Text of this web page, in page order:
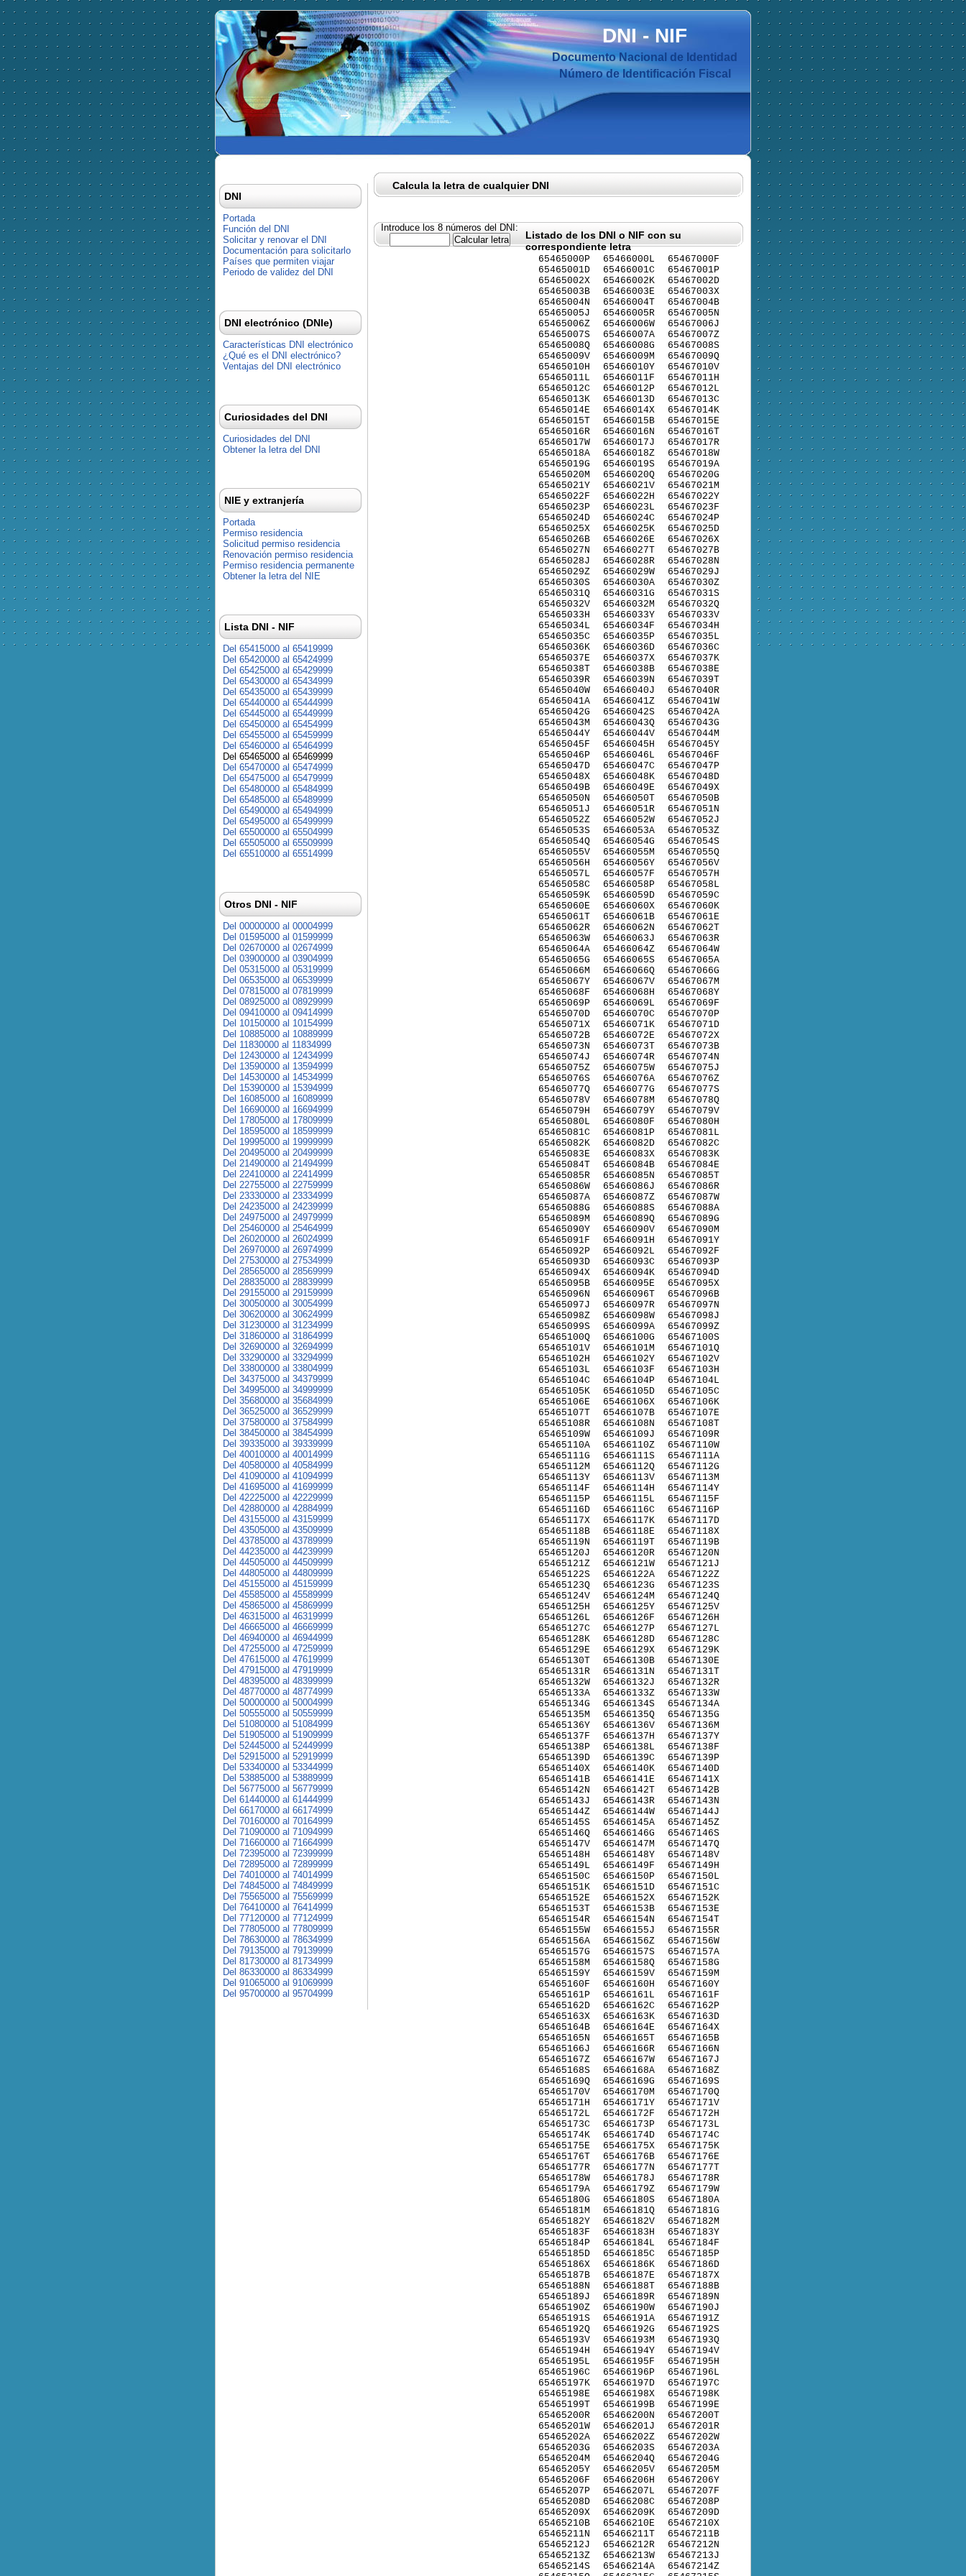
DNI-NIF
Documento Nacional de Identidad
Número de Identificación Fiscal
Calcula la letra de cualquier DNI
Introduce los 8 números del DNI:
Listado de los DNI o NIF con su
correspondiente letra
65465000P
65465001D
65465002X
65465003B
65465004N
65465005J
65465006Z
65465007S
65465008Q
65465009V
65465010H
65465011L
65465012C
65465013K
65465014E
65465015T
65465016R
65465017W
65465018A
65465019G
65465020M
65465021Y
65465022F
65465023P
65465024D
65465025X
65465026B
65465027N
65465028J
65465029Z
65465030S
65465031Q
65465032V
65465033H
65465034L
65465035C
65465036K
65465037E
65465038T
65465039R
65465040W
65465041A
65465042G
65465043M
65465044Y
65465045F
65465046P
65465047D
65465048X
65465049B
65465050N
65465051J
65465052Z
65465053S
65465054Q
65465055V
65465056H
65465057L
65465058C
65465059K
65465060E
65465061T
65465062R
65465063W
65465064A
65465065G
65465066M
65465067Y
65465068F
65465069P
65465070D
65465071X
65465072B
65465073N
65465074J
65465075Z
65465076S
65465077Q
65465078V
65465079H
65465080L
65465081C
65465082K
65465083E
65465084T
65465085R
65465086W
65465087A
65465088G
65465089M
65465090Y
65465091F
65465092P
65465093D
65465094X
65465095B
65465096N
65465097J
65465098Z
65465099S
65465100Q
65465101V
65465102H
65465103L
65465104C
65465105K
65465106E
65465107T
65465108R
65465109W
65465110A
65465111G
65465112M
65465113Y
65465114F
65465115P
65465116D
65465117X
65465118B
65465119N
65465120J
65465121Z
65465122S
65465123Q
65465124V
65465125H
65465126L
65465127C
65465128K
65465129E
65465130T
65465131R
65465132W
65465133A
65465134G
65465135M
65465136Y
65465137F
65465138P
65465139D
65465140X
65465141B
65465142N
65465143J
65465144Z
65465145S
65465146Q
65465147V
65465148H
65465149L
65465150C
65465151K
65465152E
65465153T
65465154R
65465155W
65465156A
65465157G
65465158M
65465159Y
65465160F
65465161P
65465162D
65465163X
65465164B
65465165N
65465166J
65465167Z
65465168S
65465169Q
65465170V
65465171H
65465172L
65465173C
65465174K
65465175E
65465176T
65465177R
65465178W
65465179A
65465180G
65465181M
65465182Y
65465183F
65465184P
65465185D
65465186X
65465187B
65465188N
65465189J
65465190Z
65465191S
65465192Q
65465193V
65465194H
65465195L
65465196C
65465197K
65465198E
65465199T
65465200R
65465201W
65465202A
65465203G
65465204M
65465205Y
65465206F
65465207P
65465208D
65465209X
65465210B
65465211N
65465212J
65465213Z
65465214S
65466000L
65466001C
65466002K
65466003E
65466004T
65466005R
65466006W
65466007A
65466008G
65466009M
65466010Y
65466011F
65466012P
65466013D
65466014X
65466015B
65466016N
65466017J
65466018Z
65466019S
65466020Q
65466021V
65466022H
65466023L
65466024C
65466025K
65466026E
65466027T
65466028R
65466029W
65466030A
65466031G
65466032M
65466033Y
65466034F
65466035P
65466036D
65466037X
65466038B
65466039N
65466040J
65466041Z
65466042S
65466043Q
65466044V
65466045H
65466046L
65466047C
65466048K
65466049E
65466050T
65466051R
65466052W
65466053A
65466054G
65466055M
65466056Y
65466057F
65466058P
65466059D
65466060X
65466061B
65466062N
65466063J
65466064Z
65466065S
65466066Q
65466067V
65466068H
65466069L
65466070C
65466071K
65466072E
65466073T
65466074R
65466075W
65466076A
65466077G
65466078M
65466079Y
65466080F
65466081P
65466082D
65466083X
65466084B
65466085N
65466086J
65466087Z
65466088S
65466089Q
65466090V
65466091H
65466092L
65466093C
65466094K
65466095E
65466096T
65466097R
65466098W
65466099A
65466100G
65466101M
65466102Y
65466103F
65466104P
65466105D
65466106X
65466107B
65466108N
65466109J
65466110Z
65466111S
65466112Q
65466113V
65466114H
65466115L
65466116C
65466117K
65466118E
65466119T
65466120R
65466121W
65466122A
65466123G
65466124M
65466125Y
65466126F
65466127P
65466128D
65466129X
65466130B
65466131N
65466132J
65466133Z
65466134S
65466135Q
65466136V
65466137H
65466138L
65466139C
65466140K
65466141E
65466142T
65466143R
65466144W
65466145A
65466146G
65466147M
65466148Y
65466149F
65466150P
65466151D
65466152X
65466153B
65466154N
65466155J
65466156Z
65466157S
65466158Q
65466159V
65466160H
65466161L
65466162C
65466163K
65466164E
65466165T
65466166R
65466167W
65466168A
65466169G
65466170M
65466171Y
65466172F
65466173P
65466174D
65466175X
65466176B
65466177N
65466178J
65466179Z
65466180S
65466181Q
65466182V
65466183H
65466184L
65466185C
65466186K
65466187E
65466188T
65466189R
65466190W
65466191A
65466192G
65466193M
65466194Y
65466195F
65466196P
65466197D
65466198X
65466199B
65466200N
65466201J
65466202Z
65466203S
65466204Q
65466205V
65466206H
65466207L
65466208C
65466209K
65466210E
65466211T
65466212R
65466213W
65466214A
65467000F
65467001P
65467002D
65467003X
65467004B
65467005N
65467006J
65467007Z
65467008S
65467009Q
65467010V
65467011H
65467012L
65467013C
65467014K
65467015E
65467016T
65467017R
65467018W
65467019A
65467020G
65467021M
65467022Y
65467023F
65467024P
65467025D
65467026X
65467027B
65467028N
65467029J
65467030Z
65467031S
65467032Q
65467033V
65467034H
65467035L
65467036C
65467037K
65467038E
65467039T
65467040R
65467041W
65467042A
65467043G
65467044M
65467045Y
65467046F
65467047P
65467048D
65467049X
65467050B
65467051N
65467052J
65467053Z
65467054S
65467055Q
65467056V
65467057H
65467058L
65467059C
65467060K
65467061E
65467062T
65467063R
65467064W
65467065A
65467066G
65467067M
65467068Y
65467069F
65467070P
65467071D
65467072X
65467073B
65467074N
65467075J
65467076Z
65467077S
65467078Q
65467079V
65467080H
65467081L
65467082C
65467083K
65467084E
65467085T
65467086R
65467087W
65467088A
65467089G
65467090M
65467091Y
65467092F
65467093P
65467094D
65467095X
65467096B
65467097N
65467098J
65467099Z
65467100S
65467101Q
65467102V
65467103H
65467104L
65467105C
65467106K
65467107E
65467108T
65467109R
65467110W
65467111A
65467112G
65467113M
65467114Y
65467115F
65467116P
65467117D
65467118X
65467119B
65467120N
65467121J
65467122Z
65467123S
65467124Q
65467125V
65467126H
65467127L
65467128C
65467129K
65467130E
65467131T
65467132R
65467133W
65467134A
65467135G
65467136M
65467137Y
65467138F
65467139P
65467140D
65467141X
65467142B
65467143N
65467144J
65467145Z
65467146S
65467147Q
65467148V
65467149H
65467150L
65467151C
65467152K
65467153E
65467154T
65467155R
65467156W
65467157A
65467158G
65467159M
65467160Y
65467161F
65467162P
65467163D
65467164X
65467165B
65467166N
65467167J
65467168Z
65467169S
65467170Q
65467171V
65467172H
65467173L
65467174C
65467175K
65467176E
65467177T
65467178R
65467179W
65467180A
65467181G
65467182M
65467183Y
65467184F
65467185P
65467186D
65467187X
65467188B
65467189N
65467190J
65467191Z
65467192S
65467193Q
65467194V
65467195H
65467196L
65467197C
65467198K
65467199E
65467200T
65467201R
65467202W
65467203A
65467204G
65467205M
65467206Y
65467207F
65467208P
65467209D
65467210X
65467211B
65467212N
65467213J
65467214Z
DNI
Portada
Función del DNI
Solicitar y renovar el DNI
Documentación para solicitarlo
Países que permiten viajar
Periodo de validez del DNI
DNI electrónico (DNIe)
Características DNI electrónico
¿Qué es el DNI electrónico?
Ventajas del DNI electrónico
Curiosidades del DNI
Curiosidades del DNI
Obtener la letra del DNI
NIE y extranjería
Portada
Permiso residencia
Solicitud permiso residencia
Renovación permiso residencia
Permiso residencia permanente
Obtener la letra del NIE
Lista DNI - NIF
Del 65415000 al 65419999
Del 65420000 al 65424999
Del 65425000 al 65429999
Del 65430000 al 65434999
Del 65435000 al 65439999
Del 65440000 al 65444999
Del 65445000 al 65449999
Del 65450000 al 65454999
Del 65455000 al 65459999
Del 65460000 al 65464999
Del 65465000 al 65469999
Del 65470000 al 65474999
Del 65475000 al 65479999
Del 65480000 al 65484999
Del 65485000 al 65489999
Del 65490000 al 65494999
Del 65495000 al 65499999
Del 65500000 al 65504999
Del 65505000 al 65509999
Del 65510000 al 65514999
Otros DNI - NIF
Del 00000000 al 00004999
Del 01595000 al 01599999
Del 02670000 al 02674999
Del 03900000 al 03904999
Del 05315000 al 05319999
Del 06535000 al 06539999
Del 07815000 al 07819999
Del 08925000 al 08929999
Del 09410000 al 09414999
Del 10150000 al 10154999
Del 10885000 al 10889999
Del 11830000 al 11834999
Del 12430000 al 12434999
Del 13590000 al 13594999
Del 14530000 al 14534999
Del 15390000 al 15394999
Del 16085000 al 16089999
Del 16690000 al 16694999
Del 17805000 al 17809999
Del 18595000 al 18599999
Del 19995000 al 19999999
Del 20495000 al 20499999
Del 21490000 al 21494999
Del 22410000 al 22414999
Del 22755000 al 22759999
Del 23330000 al 23334999
Del 24235000 al 24239999
Del 24975000 al 24979999
Del 25460000 al 25464999
Del 26020000 al 26024999
Del 26970000 al 26974999
Del 27530000 al 27534999
Del 28565000 al 28569999
Del 28835000 al 28839999
Del 29155000 al 29159999
Del 30050000 al 30054999
Del 30620000 al 30624999
Del 31230000 al 31234999
Del 31860000 al 31864999
Del 32690000 al 32694999
Del 33290000 al 33294999
Del 33800000 al 33804999
Del 34375000 al 34379999
Del 34995000 al 34999999
Del 35680000 al 35684999
Del 36525000 al 36529999
Del 37580000 al 37584999
Del 38450000 al 38454999
Del 39335000 al 39339999
Del 40010000 al 40014999
Del 40580000 al 40584999
Del 41090000 al 41094999
Del 41695000 al 41699999
Del 42225000 al 42229999
Del 42880000 al 42884999
Del 43155000 al 43159999
Del 43505000 al 43509999
Del 43785000 al 43789999
Del 44235000 al 44239999
Del 44505000 al 44509999
Del 44805000 al 44809999
Del 45155000 al 45159999
Del 45585000 al 45589999
Del 45865000 al 45869999
Del 46315000 al 46319999
Del 46665000 al 46669999
Del 46940000 al 46944999
Del 47255000 al 47259999
Del 47615000 al 47619999
Del 47915000 al 47919999
Del 48395000 al 48399999
Del 48770000 al 48774999
Del 50000000 al 50004999
Del 50555000 al 50559999
Del 51080000 al 51084999
Del 51905000 al 51909999
Del 52445000 al 52449999
Del 52915000 al 52919999
Del 53340000 al 53344999
Del 53885000 al 53889999
Del 56775000 al 56779999
Del 61440000 al 61444999
Del 66170000 al 66174999
Del 70160000 al 70164999
Del 71090000 al 71094999
Del 71660000 al 71664999
Del 72395000 al 72399999
Del 72895000 al 72899999
Del 74010000 al 74014999
Del 74845000 al 74849999
Del 75565000 al 75569999
Del 76410000 al 76414999
Del 77120000 al 77124999
Del 77805000 al 77809999
Del 78630000 al 78634999
Del 79135000 al 79139999
Del 81730000 al 81734999
Del 86330000 al 86334999
Del 91065000 al 91069999
Del 95700000 al 95704999